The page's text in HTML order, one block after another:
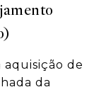
aquisição de
da